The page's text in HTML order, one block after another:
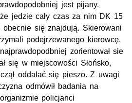
jest pijany.
jedzie cały czas za nim DK 15
obecnie się znajdują. Skierowani
podejrzewanego kierowcę,
zorientował sie
się w miejscowości Słońsko,
oddalać się pieszo. Z uwagi
odmówił badania na
policjanci